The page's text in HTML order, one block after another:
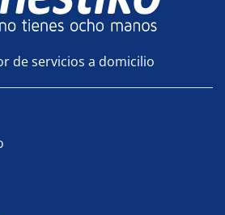
de servicios a domicilio